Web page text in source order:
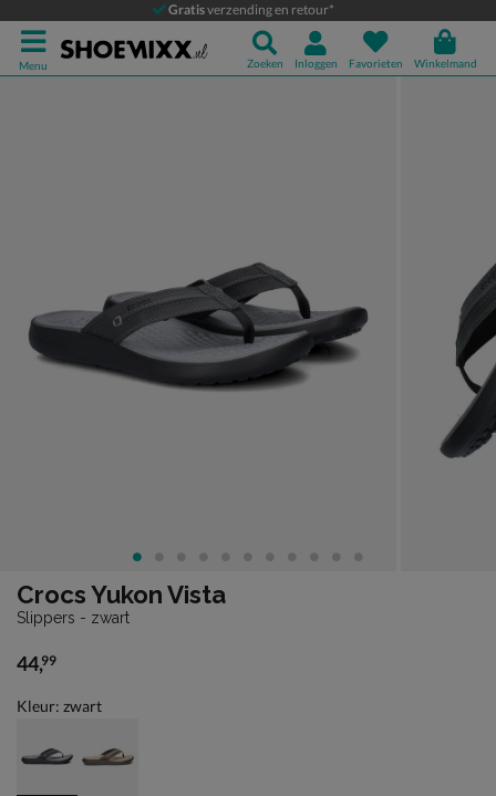
Gratisverzending en retour*
Menu Zoeken Inloggen Favorieten Winkelmand
Crocs Yukon Vista
Slippers
Crocs Yukon Vista
Slippers - zwart
€ 44,99
44,99
Kleur: zwart